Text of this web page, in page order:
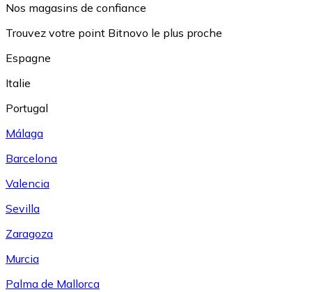
Nos magasins de confiance
Trouvez votre point Bitnovo le plus proche
Espagne
Italie
Portugal
Málaga
Barcelona
Valencia
Sevilla
Zaragoza
Murcia
Palma de Mallorca